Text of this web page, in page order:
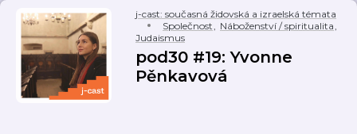
j-cast: současná židovská a izraelská témata
Společnost, Náboženství / spiritualita,
Judaismus
pod30 #19: Yvonne
Pěnkavová